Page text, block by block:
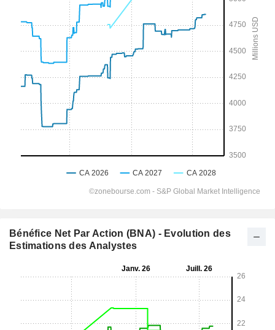
Bénéfice Net Par Action (BNA) - Evolution des
Estimations des Analystes